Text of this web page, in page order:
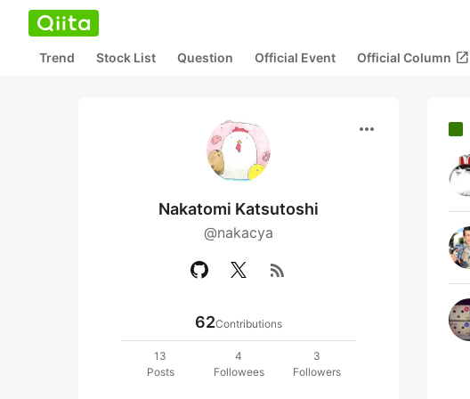
Trend Stock List Question Official Event Official Column open_in_new
more_horiz
Nakatomi Katsutoshi
@nakacya
rss_feed
62Contributions
13
Posts
4
Followees
3
Followers